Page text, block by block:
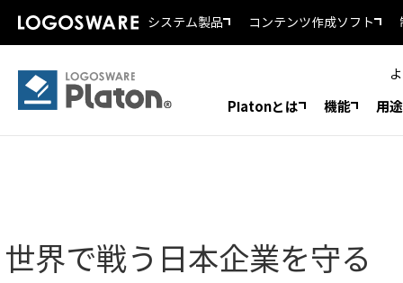
システム製品 コンテンツ作成ソフト
Platonとは 機能 用
世界で戦う日本企業を守る